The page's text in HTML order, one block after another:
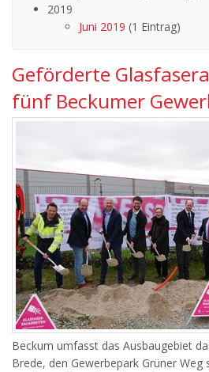
2019
Juni 2019 (1 Eintrag)
Geförderte
fünf Beckumer
Beckum umfasst das Ausbaugebiet
Brede, den Gewerbepark Grüner